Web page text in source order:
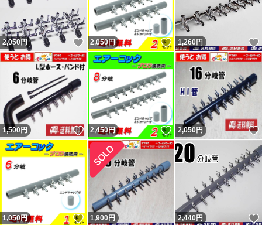
残念ながら数千人に一人くらいの割合で話が通じない異常
者が現れます。悪い評価をする事が目的（サクラ）と思わ
れる者が複数います。 ヤフーフリマからは不当評価への
私の返信コメントが閲覧出来ず、絶対に不公平なので載せ
ています。 私に非があれば反省・改善しますが、不当評
価には主張・反論します。かなり抑えて記載しています。
不当評価を気にせず購入していただいている皆様、ありが
とうございます。 どちらでもない評価も数件以外はコメ
ントと異なる不適当または誤評価です（9割以上がヤフー
フリマ購入者）。 ペイペイフリマ（現ヤフーフリマ）で
は問題なければ『普通（どちらでもない）』評価（コメン
2,050円 いいね！
2,050円 いいね！
1,260円
1,500 円 いいね！
2,450円 いいね！
2,050円
1,050円 いいね！
1,900円 2,440円